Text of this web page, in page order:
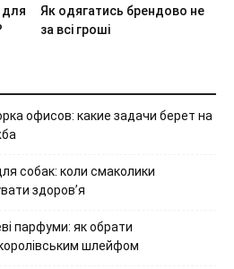
для
Як одягатись брендово не
за всі гроші
офисов: какие задачи берет на
собак: коли смаколики
здоров’я
парфуми: як обрати
шлейфом